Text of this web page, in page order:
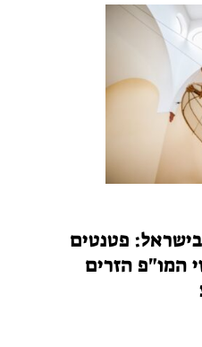
פטנטים
המו"פ הזרים